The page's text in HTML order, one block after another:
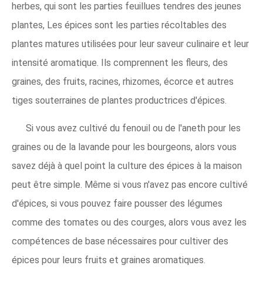
herbes, qui sont les parties feuillues tendres des jeunes
plantes, Les épices sont les parties récoltables des
plantes matures utilisées pour leur saveur culinaire et leur
intensité aromatique. Ils comprennent les fleurs, des
graines, des fruits, racines, rhizomes, écorce et autres
tiges souterraines de plantes productrices d'épices.
Si vous avez cultivé du fenouil ou de l'aneth pour les
graines ou de la lavande pour les bourgeons, alors vous
savez déjà à quel point la culture des épices à la maison
peut être simple. Même si vous n'avez pas encore cultivé
d'épices, si vous pouvez faire pousser des légumes
comme des tomates ou des courges, alors vous avez les
compétences de base nécessaires pour cultiver des
épices pour leurs fruits et graines aromatiques.